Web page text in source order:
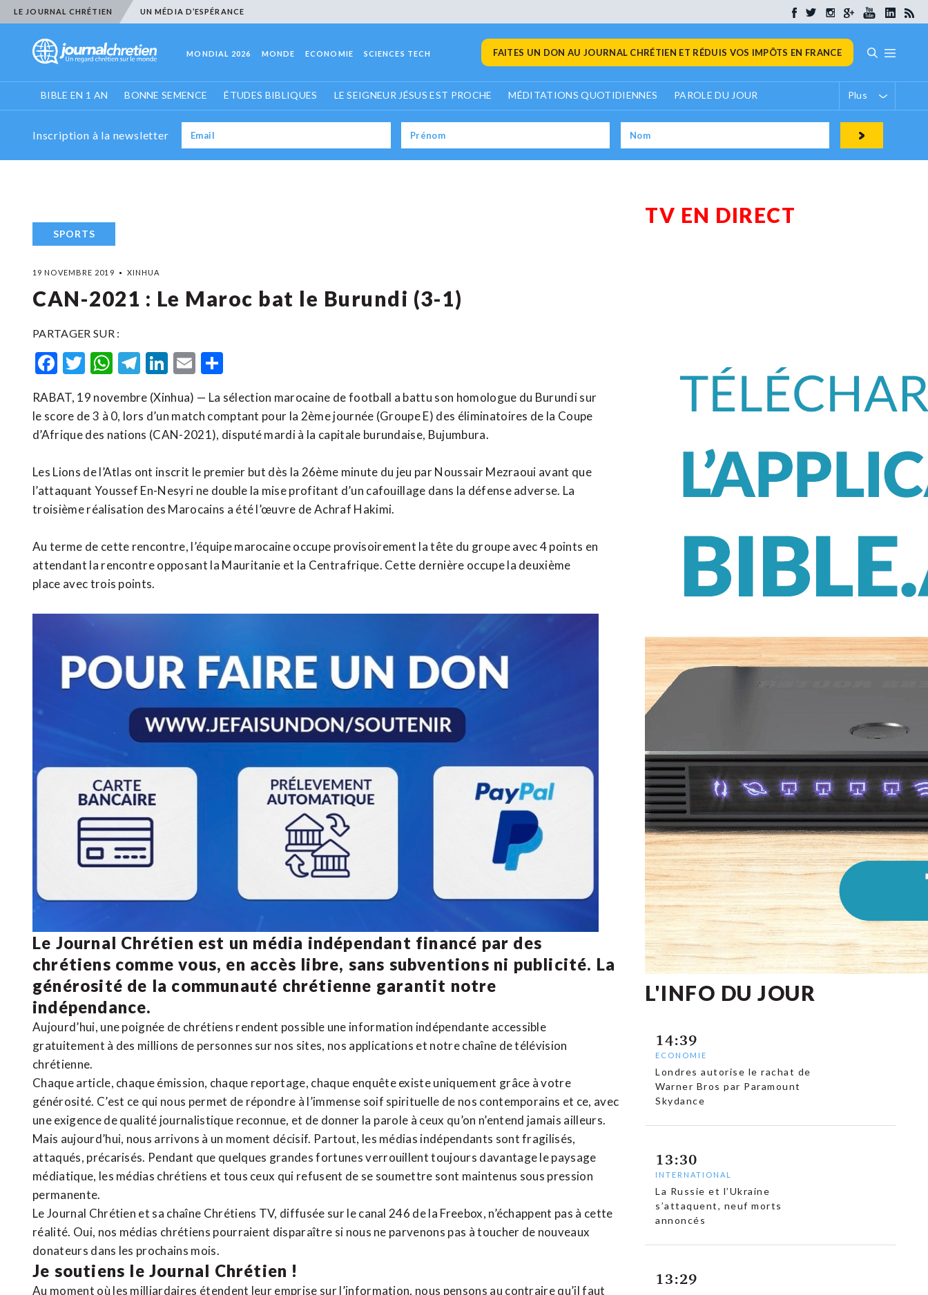
LE JOURNAL CHRÉTIEN UN MÉDIA D’ESPÉRANCE
MONDIAL 2026 MONDE ECONOMIE SCIENCES TECH FAITES UN DON AU JOURNAL CHRÉTIEN ET RÉDUIS VOS IMPÔTS EN FRANCE
BIBLE EN 1 AN BONNE SEMENCE ÉTUDES BIBLIQUES LE SEIGNEUR JÉSUS EST PROCHE MÉDITATIONS QUOTIDIENNES PAROLE DU JOUR Plus
Inscription à la newsletter
SPORTS
19 NOVEMBRE 2019 XINHUA
CAN-2021 : Le Maroc bat le Burundi (3-1)
PARTAGER SUR :
Facebook
Twitter
WhatsApp
Telegram
LinkedIn
Email
RABAT, 19 novembre (Xinhua) — La sélection marocaine de football a battu son homologue du Burundi sur
le score de 3 à 0, lors d’un match comptant pour la 2ème journée (Groupe E) des éliminatoires de la Coupe
d’Afrique des nations (CAN-2021), disputé mardi à la capitale burundaise, Bujumbura.
Les Lions de l’Atlas ont inscrit le premier but dès la 26ème minute du jeu par Noussair Mezraoui avant que
l’attaquant Youssef En-Nesyri ne double la mise profitant d’un cafouillage dans la défense adverse. La
troisième réalisation des Marocains a été l’œuvre de Achraf Hakimi.
Au terme de cette rencontre, l’équipe marocaine occupe provisoirement la tête du groupe avec 4 points en
attendant la rencontre opposant la Mauritanie et la Centrafrique. Cette dernière occupe la deuxième
place avec trois points.
Le Journal Chrétien est un média indépendant financé par des
chrétiens comme vous, en accès libre, sans subventions ni publicité. La
générosité de la communauté chrétienne garantit notre
indépendance.
Aujourd’hui, une poignée de chrétiens rendent possible une information indépendante accessible
gratuitement à des millions de personnes sur nos sites, nos applications et notrechaîne de télévision
chrétienne.
Chaque article, chaque émission, chaque reportage, chaque enquête existe uniquement grâce à votre
générosité. C’est ce qui nous permet de répondre à l’immense soif spirituelle de nos contemporains et ce, avec
une exigence de qualité journalistique reconnue, et de donner la parole à ceux qu’on n’entend jamais ailleurs.
Mais aujourd’hui, nous arrivons à un moment décisif. Partout, les médias indépendants sont fragilisés,
attaqués, précarisés. Pendant que quelques grandes fortunes verrouillent toujours davantage le paysage
médiatique, les médias chrétiens et tous ceux qui refusent de se soumettre sont maintenus sous pression
permanente.
Le Journal Chrétien et sa chaîne Chrétiens TV, diffusée sur le canal 246 de la Freebox, n’échappent pas à cette
réalité. Oui, nos médias chrétiens pourraient disparaître si nous ne parvenons pas à toucher de nouveaux
donateurs dans les prochains mois.
Je soutiens le Journal Chrétien !
Au moment où les milliardaires étendent leur emprise sur l’information, nous pensons au contraire qu’il faut
TV EN DIRECT
L'INFO DU JOUR
14:39
ECONOMIE
Londres autorise le rachat de
Warner Bros par Paramount
Skydance
13:30
INTERNATIONAL
La Russie et l’Ukraine
s’attaquent, neuf morts
annoncés
13:29